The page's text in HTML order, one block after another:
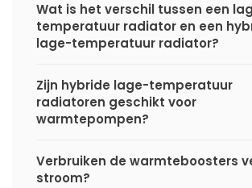
Wat is het verschil tussen een
temperatuur radiator en een
lage-temperatuur radiator?
Zijn hybride lage-temperatuur
radiatoren geschikt voor
warmtepompen?
Verbruiken de warmteboosters
stroom?